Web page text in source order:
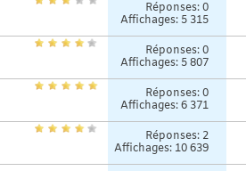
Réponses:0
Affichages: 5 315
Réponses:0
Affichages: 5 807
Réponses:0
Affichages: 6 371
Réponses: 2
Affichages: 10 639